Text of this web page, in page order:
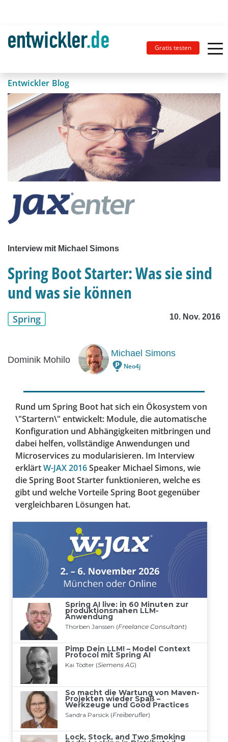
Gratis testen
Entwickler Blog
Interview mit Michael Simons
Spring Boot Starter: Was sie sind
und was sie können
Spring 10. Nov. 2016
Dominik Mohilo
Michael Simons
Neo4j
Rund um Spring Boot hat sich ein Ökosystem von
\"Startern\" entwickelt: Module, die automatische
Konfiguration und Abhängigkeiten mitbringen und
dabei helfen, vollständige Anwendungen und
Microservices zu modularisieren. Im Interview
erklärtW-JAX 2016Speaker Michael Simons, wie
die Spring Boot Starter funktionieren, welche es
gibt und welche Vorteile Spring Boot gegenüber
vergleichbaren Lösungen hat.